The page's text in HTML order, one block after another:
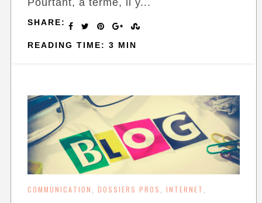
SHARE:
READING TIME: 3 MIN
COMMUNICATION , DOSSIERS PROS , INTERNET ,